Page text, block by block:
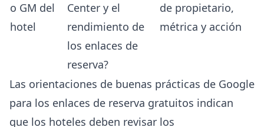
o GM del
hotel
Center y el
rendimiento de
los enlaces de
reserva?
de propietario,
métrica y acción
Las orientaciones de buenas prácticas de Google
para los enlaces de reserva gratuitos indican
que los hoteles deben revisar los